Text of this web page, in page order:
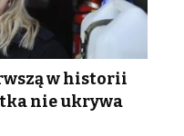
w historii
nie ukrywa